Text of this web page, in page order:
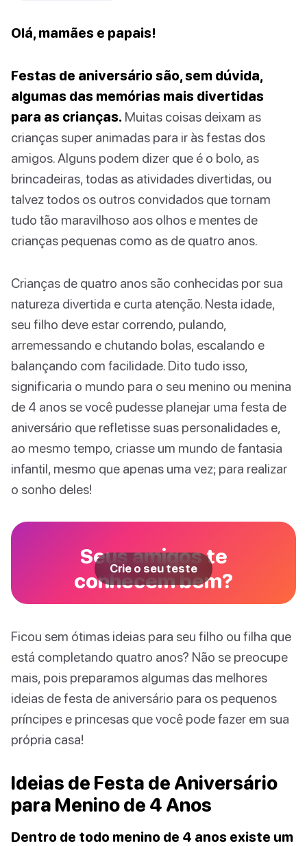
Olá, mamães e papais!
Festas de aniversário são, sem dúvida,
algumas das memórias mais divertidas
para as crianças. Muitas coisas deixam as
crianças super animadas para ir às festas dos
amigos. Alguns podem dizer que é o bolo, as
brincadeiras, todas as atividades divertidas, ou
talvez todos os outros convidados que tornam
tudo tão maravilhoso aos olhos e mentes de
crianças pequenas como as de quatro anos.
Crianças de quatro anos são conhecidas por sua
natureza divertida e curta atenção. Nesta idade,
seu filho deve estar correndo, pulando,
arremessando e chutando bolas, escalando e
balançando com facilidade. Dito tudo isso,
significaria o mundo para o seu menino ou menina
de 4 anos se você pudesse planejar uma festa de
aniversário que refletisse suas personalidades e,
ao mesmo tempo, criasse um mundo de fantasia
infantil, mesmo que apenas uma vez; para realizar
o sonho deles!
Seus amigos te
conhecem bem?
Crie o seu teste
Ficou sem ótimas ideias para seu filho ou filha que
está completando quatro anos? Não se preocupe
mais, pois preparamos algumas das melhores
ideias de festa de aniversário para os pequenos
príncipes e princesas que você pode fazer em sua
própria casa!
Ideias de Festa de Aniversário
para Menino de 4 Anos
Dentro de todo menino de 4 anos existe um